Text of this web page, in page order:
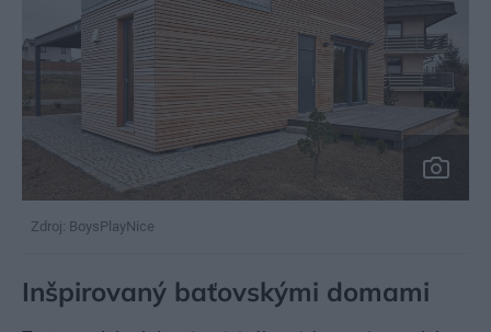
Zdroj: BoysPlayNice
Inšpirovaný baťovskými domami